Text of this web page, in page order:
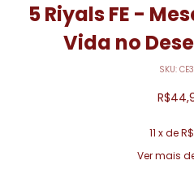
5 Riyals FE -
Vida no
SKU:
11 x de
Ver mais